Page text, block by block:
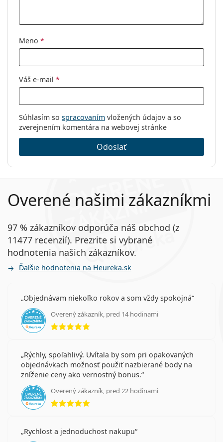
Meno *
Váš e-mail *
Súhlasím so spracovaním vložených údajov a so
zverejnením komentára na webovej stránke
Odoslať
Overené našimi zákazníkmi
97 % zákazníkov odporúča náš obchod (z
11477 recenzií). Prezrite si vybrané
hodnotenia našich zákazníkov.
Ďalšie hodnotenia na Heureka.sk
Objednávam niekoľko rokov a som vždy spokojná
Overený zákazník, pred 14 hodinami
hodnotenie 5 z 5
Rýchly, spoľahlivý. Uvítala by som pri opakovaných
objednávkach možnosť použiť nazbierané body na
zníženie ceny ako vernostný bonus.
Overený zákazník, pred 22 hodinami
hodnotenie 5 z 5
Rychlost a jednoduchost nakupu